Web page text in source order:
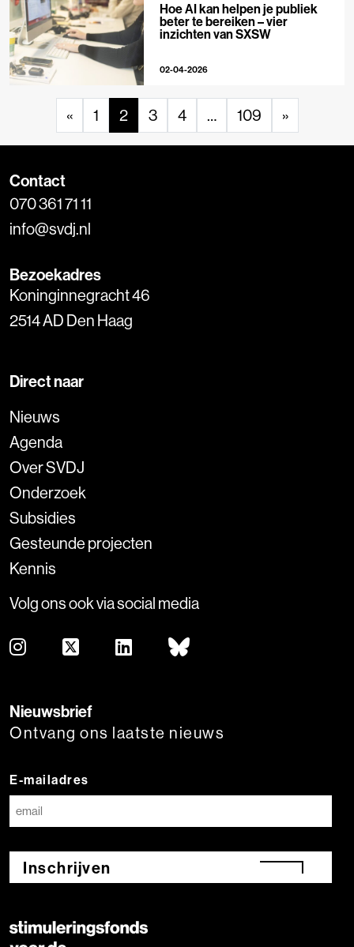
Hoe AI kan helpen je publiek
beter te bereiken – vier
inzichten van SXSW
02-04-2026
« 1 2 3 4 … 109 »
Contact
070 361 71 11
info@svdj.nl
Bezoekadres
Koninginnegracht 46
2514 AD Den Haag
Direct naar
Nieuws
Agenda
Over SVDJ
Onderzoek
Subsidies
Gesteunde projecten
Kennis
Volg ons ook via social media
Nieuwsbrief
Ontvang ons laatste nieuws
E-mailadres
Inschrijven